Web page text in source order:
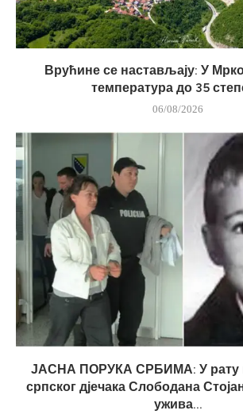
Врућине се настављају: У
температура до 35
06/08/2026
ЈАСНА ПОРУКА СРБИМА: У рату
српског дјечака Слободана
ужива...